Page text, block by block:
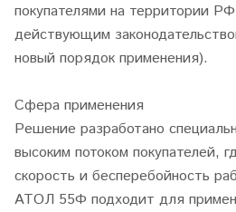
покупателями на территории
действующим
новый порядок применения).
Сфера применения
Решение разработано
высоким потоком покупателей,
скорость и бесперебойность
АТОЛ 55Ф подходит для